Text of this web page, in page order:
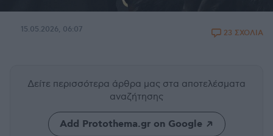
15.05.2026, 06:07 23 ΣΧΟΛΙΑ
Δείτε περισσότερα άρθρα μας στα αποτελέσματα
αναζήτησης
Add Protothema.gr on Google